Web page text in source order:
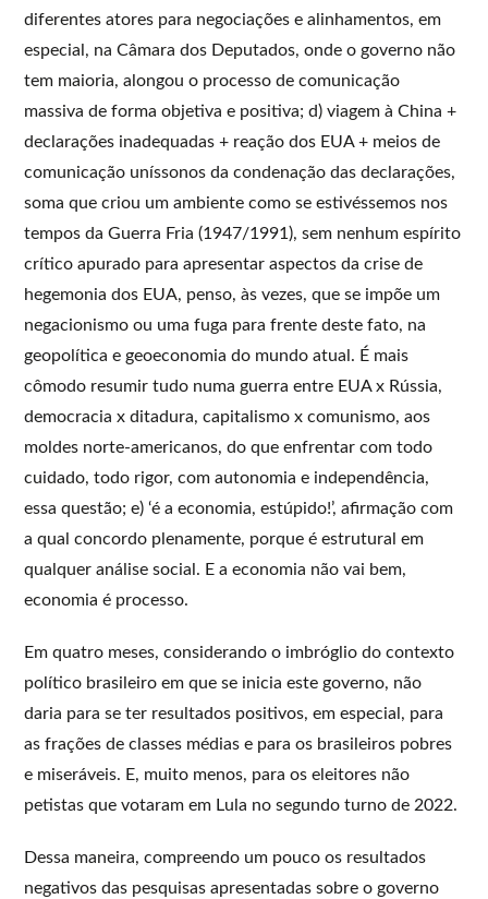
diferentes atores para negociações e alinhamentos, em
especial, na Câmara dos Deputados, onde o governo não
tem maioria, alongou o processo de comunicação
massiva de forma objetiva e positiva; d) viagem à China +
declarações inadequadas + reação dos EUA + meios de
comunicação uníssonos da condenação das declarações,
soma que criou um ambiente como se estivéssemos nos
tempos da Guerra Fria (1947/1991), sem nenhum espírito
crítico apurado para apresentar aspectos da crise de
hegemonia dos EUA, penso, às vezes, que se impõe um
negacionismo ou uma fuga para frente deste fato, na
geopolítica e geoeconomia do mundo atual. É mais
cômodo resumir tudo numa guerra entre EUA x Rússia,
democracia x ditadura, capitalismo x comunismo, aos
moldes norte-americanos, do que enfrentar com todo
cuidado, todo rigor, com autonomia e independência,
essa questão; e) ‘é a economia, estúpido!’, afirmação com
a qual concordo plenamente, porque é estrutural em
qualquer análise social. E a economia não vai bem,
economia é processo.
Em quatro meses, considerando o imbróglio do contexto
político brasileiro em que se inicia este governo, não
daria para se ter resultados positivos, em especial, para
as frações de classes médias e para os brasileiros pobres
e miseráveis. E, muito menos, para os eleitores não
petistas que votaram em Lula no segundo turno de 2022.
Dessa maneira, compreendo um pouco os resultados
negativos das pesquisas apresentadas sobre o governo